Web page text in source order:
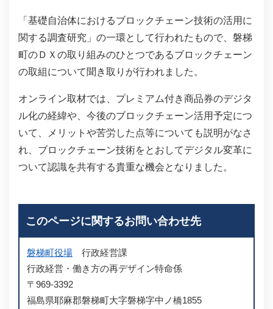
「基礎自治体におけるブロックチェーン技術の活用に
関する調査研究」の一環として行われたもので、磐梯
町のＤＸの取り組みのひとつであるブロックチェーン
の取組について聞き取りが行われました。
オンライン取材では、プレミアム付き商品券のデジタ
ル化の経緯や、今後のブロックチェーン活用予定につ
いて、メリットや苦労した点等についても説明がなさ
れ、ブロックチェーン技術をとおしてデジタル変革に
ついて認識を共有する貴重な機会となりました。
このページに関するお問い合わせ先
磐梯町役場
行政経営課
行政経営・働き方の再デザイン特命係
〒969-3392
福島県耶麻郡磐梯町大字磐梯字中ノ橋1855